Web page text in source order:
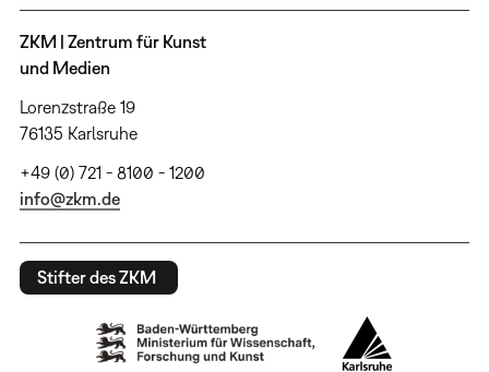
ZKM | Zentrum für Kunst
und Medien
Lorenzstraße 19
76135 Karlsruhe
+49 (0) 721 - 8100 - 1200
info@zkm.de
Stifter des ZKM